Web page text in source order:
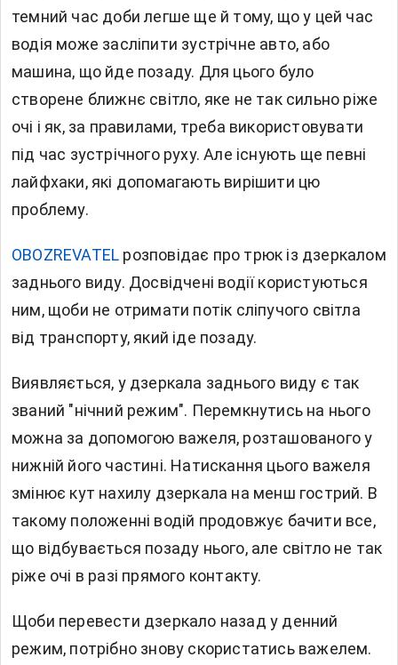
темний час доби легше ще й тому, що у цей час
водія може засліпити зустрічне авто, або
машина, що йде позаду. Для цього було
створене ближнє світло, яке не так сильно ріже
очі і як, за правилами, треба використовувати
під час зустрічного руху. Але існують ще певні
лайфхаки, які допомагають вирішити цю
проблему.
OBOZREVATEL розповідає про трюк із дзеркалом
заднього виду. Досвідчені водії користуються
ним, щоби не отримати потік сліпучого світла
від транспорту, який іде позаду.
Виявляється, у дзеркала заднього виду є так
званий "нічний режим". Перемкнутись на нього
можна за допомогою важеля, розташованого у
нижній його частині. Натискання цього важеля
змінює кут нахилу дзеркала на менш гострий. В
такому положенні водій продовжує бачити все,
що відбувається позаду нього, але світло не так
ріже очі в разі прямого контакту.
Щоби перевести дзеркало назад у денний
режим, потрібно знову скористатись важелем.